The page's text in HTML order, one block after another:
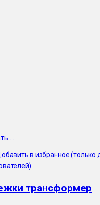
...
в избранное (только
трансформер